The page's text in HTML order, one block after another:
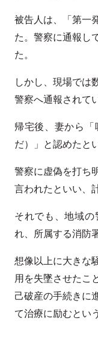
被告人は、「第一
た。警察に通報し
た。
しかし、現場では
警察へ通報されて
帰宅後、妻から
だ）」と認めたと
警察に虚偽を打ち
言われたといい、
それでも、地域
れ、所属する消防
想像以上に大きな
用を失墜させたこ
己破産の手続きに
て治療に励むという